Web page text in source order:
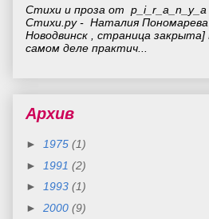
Стихи и проза от
Стихи.ру - Наталия Пономарева
Новодвинск , страница закрыта]
самом деле практич...
Архив
► 1975 (1)
►
1991 (2)
►
1993 (1)
► 2000 (9)